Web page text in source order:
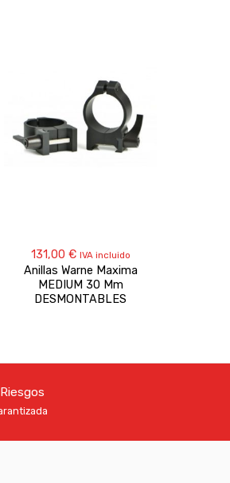
131,00 € IVA incluido
Anillas Warne Maxima
MEDIUM 30 Mm
DESMONTABLES